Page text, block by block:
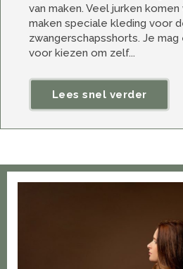
van maken. Veel jurken
maken speciale kleding voor
zwangerschapsshorts. Je
voor kiezen om zelf...
Lees snel verder